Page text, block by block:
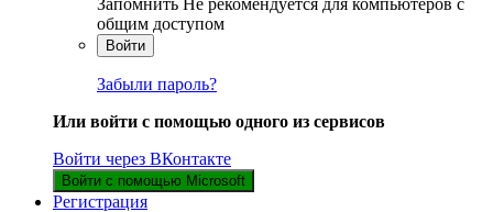
общим доступом
Войти
Забыли пароль?
Или войти с помощью одного из сервисов
Войти через ВКонтакте
Войти с помощью Microsoft
Регистрация